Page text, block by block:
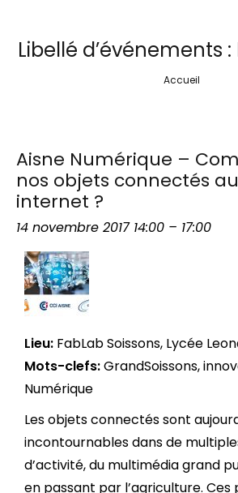
Libellé d’événements :
Accueil
Aisne Numérique –
nos objets connectés
internet ?
14 novembre 2017 14:00 – 17:00
Lieu: FabLab Soissons, Lycée
Mots-clefs:GrandSoissons,
Numérique
Les objets connectés sont
incontournables dans de
d’activité, du multimédia grand
en passant par l’agriculture.